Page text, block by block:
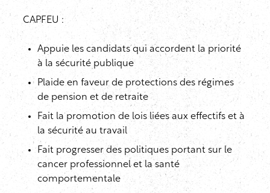
CAPFEU :
Appuie les candidats qui accordent la priorité
à la sécurité publique
Plaide en faveur de protections des régimes
de pension et de retraite
Fait la promotion de lois liées aux effectifs et à
la sécurité au travail
Fait progresser des politiques portant sur le
cancer professionnel et la santé
comportementale